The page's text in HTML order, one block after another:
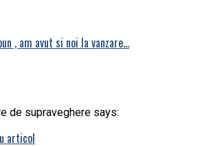
, am avut si noi la vanzare…
de supraveghere says:
articol